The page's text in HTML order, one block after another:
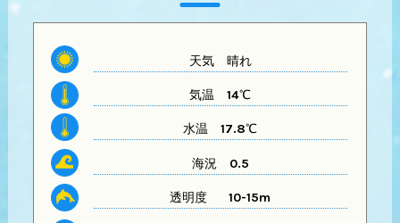
天気晴れ
気温 14℃
水温 17.8℃
海況 0.5
透明度 10-15m